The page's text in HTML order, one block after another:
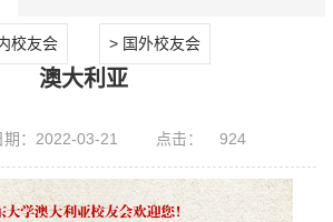
校友会 > 国外校友会
澳大利亚
期：2022-03-21 点击： 924